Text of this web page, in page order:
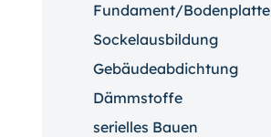
Fundament/Bodenplatte
Sockelausbildung
Gebäudeabdichtung
Dämmstoffe
serielles Bauen